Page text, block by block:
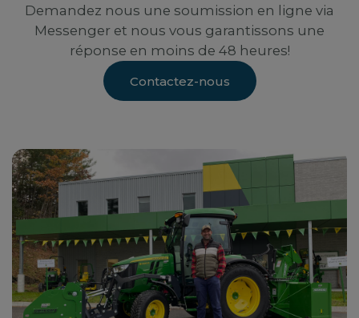
Demandez nous une soumission en ligne via
Messenger et nous vous garantissons une
réponse en moins de 48 heures!
Contactez-nous